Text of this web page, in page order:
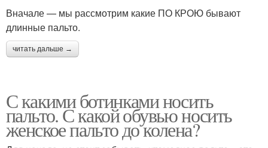
Вначале — мы рассмотрим какие ПО КРОЮ бывают
длинные пальто.
читать дальше →
С какими ботинками носить
пальто. С какой обувью носить
женское пальто до колена?